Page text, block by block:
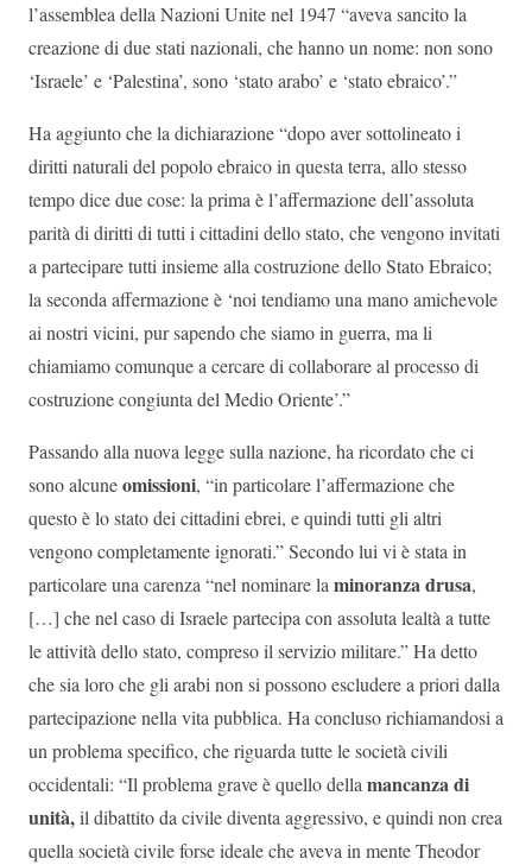
l’assemblea della Nazioni Unite nel 1947 “aveva sancito la
creazione di due stati nazionali, che hanno un nome: non sono
‘Israele’ e ‘Palestina’, sono ‘stato arabo’ e ‘stato ebraico’.”
Ha aggiunto che la dichiarazione “dopo aver sottolineato i
diritti naturali del popolo ebraico in questa terra, allo stesso
tempo dice due cose: la prima è l’affermazione dell’assoluta
parità di diritti di tutti i cittadini dello stato, che vengono invitati
a partecipare tutti insieme alla costruzione dello Stato Ebraico;
la seconda affermazione è ‘noi tendiamo una mano amichevole
ai nostri vicini, pur sapendo che siamo in guerra, ma li
chiamiamo comunque a cercare di collaborare al processo di
costruzione congiunta del Medio Oriente’.”
Passando alla nuova legge sulla nazione, ha ricordato che ci
sono alcuneomissioni, “in particolare l’affermazione che
questo è lo stato dei cittadini ebrei, e quindi tutti gli altri
vengono completamente ignorati.” Secondo lui vi è stata in
particolare una carenza “nel nominare laminoranza drusa,
[…] che nel caso di Israele partecipa con assoluta lealtà a tutte
le attività dello stato, compreso il servizio militare.” Ha detto
che sia loro che gli arabi non si possono escludere a priori dalla
partecipazione nella vita pubblica. Ha concluso richiamandosi a
un problema specifico, che riguarda tutte le società civili
occidentali: “Il problema grave è quello dellamancanza di
unità,il dibattito da civile diventa aggressivo, e quindi non crea
quella società civile forse ideale che aveva in mente Theodor